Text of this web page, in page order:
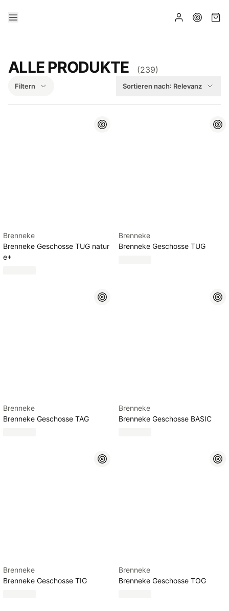
ALLE PRODUKTE (239)
Filtern Sortieren nach: Relevanz
Brenneke
Brenneke Geschosse TUG natur
e+
Brenneke
Brenneke Geschosse TUG
Brenneke
Brenneke Geschosse TAG
Brenneke
Brenneke Geschosse BASIC
Brenneke
Brenneke Geschosse TIG
Brenneke
Brenneke Geschosse TOG